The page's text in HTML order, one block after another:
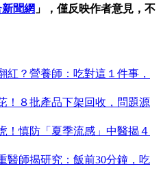
聞網 」，僅反映作者意見，不
紅？營養師：吃對這１件事，
！８批產品下架回收，問題源
！慎防「夏季流感」中醫揭４
醫師揭研究：飯前30分鐘，吃